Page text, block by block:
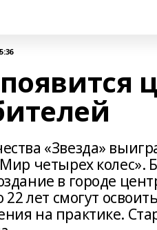
«Звезда»
четырех колес».
в городе
22 лет смогут
на практике.